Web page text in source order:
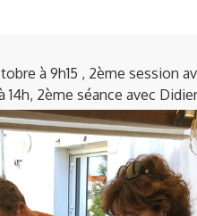
à 9h15 , 2ème session
14h, 2ème séance avec